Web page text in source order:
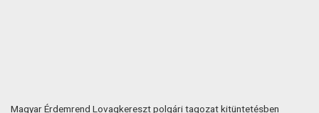
Magyar Érdemrend Lovagkereszt polgári tagozat kitüntetésben